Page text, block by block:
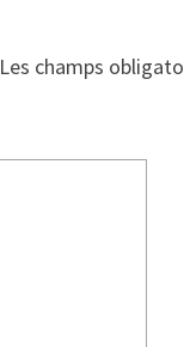
Les champs